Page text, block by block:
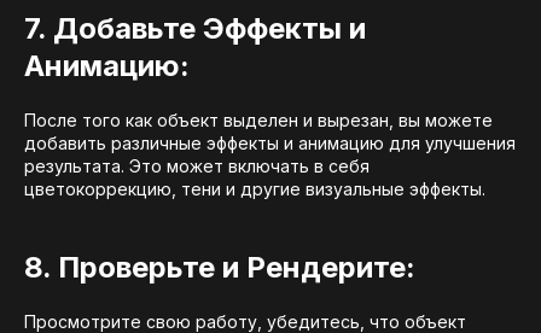
7. Добавьте Эффекты и
Анимацию:
После того как объект выделен и вырезан, вы можете
добавить различные эффекты и анимацию для улучшения
результата. Это может включать в себя
цветокоррекцию, тени и другие визуальные эффекты.
8. Проверьте и Рендерите:
Просмотрите свою работу, убедитесь, что объект